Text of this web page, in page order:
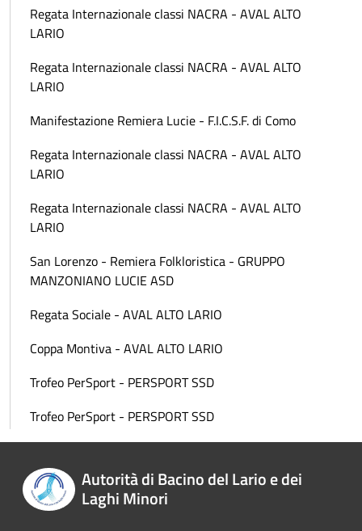
Regata Internazionale classi NACRA - AVAL ALTO
LARIO
Regata Internazionale classi NACRA - AVAL ALTO
LARIO
Manifestazione Remiera Lucie - F.I.C.S.F. di Como
Regata Internazionale classi NACRA - AVAL ALTO
LARIO
Regata Internazionale classi NACRA - AVAL ALTO
LARIO
San Lorenzo - Remiera Folkloristica - GRUPPO
MANZONIANO LUCIE ASD
Regata Sociale - AVAL ALTO LARIO
Coppa Montiva - AVAL ALTO LARIO
Trofeo PerSport - PERSPORT SSD
Trofeo PerSport - PERSPORT SSD
Autorità di Bacino del Lario e dei
Laghi Minori